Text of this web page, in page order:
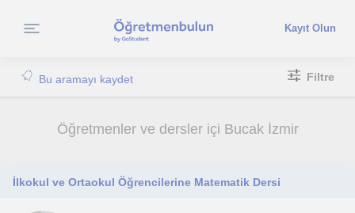
Kayıt Olun
Bu aramayı kaydet Filtre
Öğretmenler ve dersler içi Bucak İzmir
İlkokul ve Ortaokul Öğrencilerine Matematik Dersi